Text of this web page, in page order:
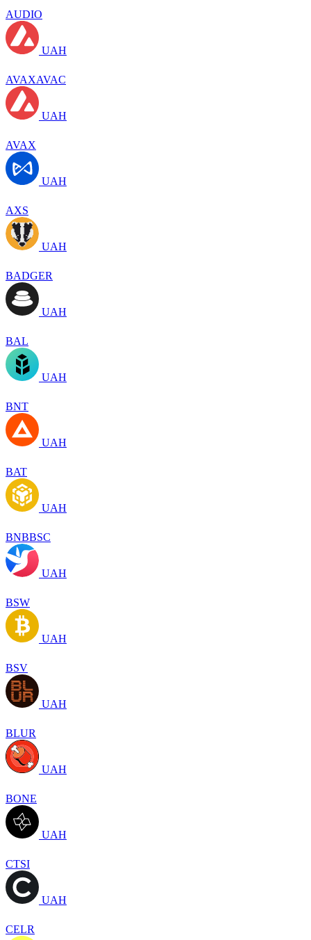
AUDIO
UAH
AVAXAVAC
UAH
AVAX
UAH
AXS
UAH
BADGER
UAH
BAL
UAH
BNT
UAH
BAT
UAH
BNBBSC
UAH
BSW
UAH
BSV
UAH
BLUR
UAH
BONE
UAH
CTSI
UAH
CELR